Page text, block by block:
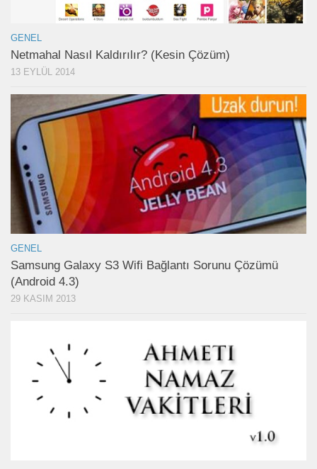
GENEL
Netmahal Nasıl Kaldırılır? (Kesin Çözüm)
13 EYLÜL 2014
GENEL
Samsung Galaxy S3 Wifi Bağlantı Sorunu Çözümü
(Android 4.3)
29 KASIM 2013